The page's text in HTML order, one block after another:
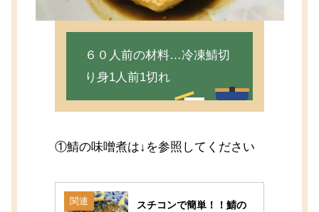
６０人前の材料…冷凍鯖切
り身1人前1切れ
①鯖の味噌煮は↓を参照してください
関連
スチコンで簡単！！鯖の